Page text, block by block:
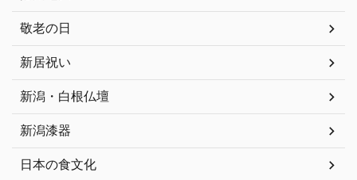
敬老の日
新居祝い
新潟・白根仏壇
新潟漆器
日本の食文化